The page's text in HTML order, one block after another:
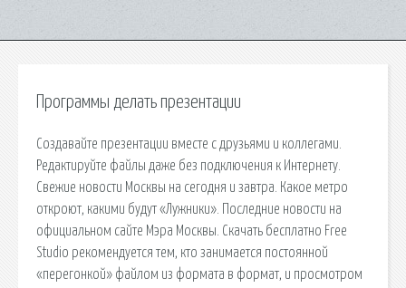
Программы делать презентации
Создавайте презентации вместе с друзьями и коллегами.
Редактируйте файлы даже без подключения к Интернету.
Свежие новости Москвы на сегодня и завтра. Какое метро
откроют, какими будут «Лужники». Последние новости на
официальном сайте Мэра Москвы. Скачать бесплатно Free
Studio рекомендуется тем, кто занимается постоянной
«перегонкой» файлом из формата в формат, и просмотром